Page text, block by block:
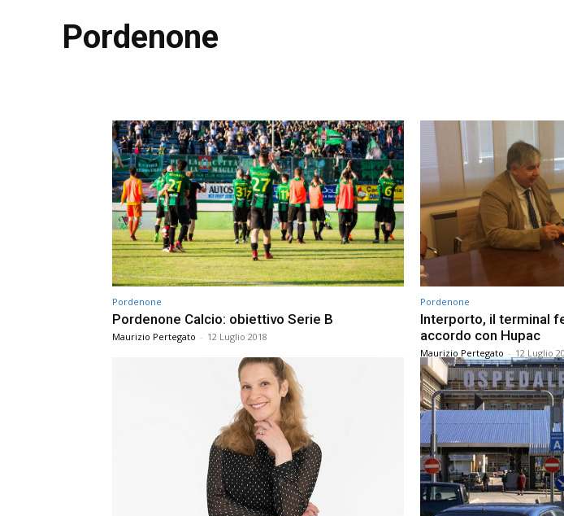
Pordenone
Pordenone
Pordenone Calcio: obiettivo Serie B
Maurizio Pertegato - 12 Luglio 2018
Pordenone
Interporto, il terminal
accordo con Hupac
Maurizio Pertegato - 12 Luglio